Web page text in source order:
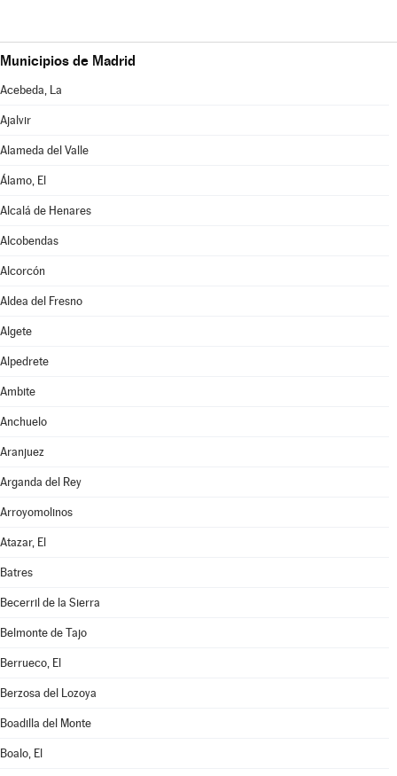
Municipios de Madrid
Acebeda, La
Ajalvir
Alameda del Valle
Álamo, El
Alcalá de Henares
Alcobendas
Alcorcón
Aldea del Fresno
Algete
Alpedrete
Ambite
Anchuelo
Aranjuez
Arganda del Rey
Arroyomolinos
Atazar, El
Batres
Becerril de la Sierra
Belmonte de Tajo
Berrueco, El
Berzosa del Lozoya
Boadilla del Monte
Boalo, El